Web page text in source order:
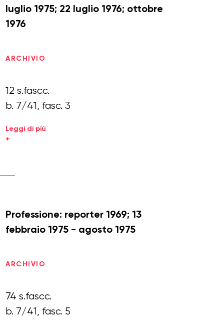
luglio 1975; 22 luglio 1976; ottobre
1976
ARCHIVIO
12 s.fascc.
b. 7/41, fasc. 3
Leggi di più
+
Professione: reporter 1969; 13
febbraio 1975 - agosto 1975
ARCHIVIO
74 s.fascc.
b. 7/41, fasc. 5